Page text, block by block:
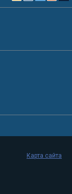
Карта сайта